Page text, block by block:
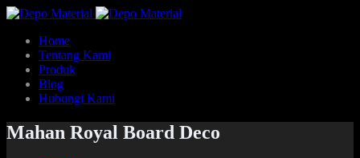
Home
Tentang Kami
Produk
Blog
Hubungi Kami
Mahan Royal Board Deco